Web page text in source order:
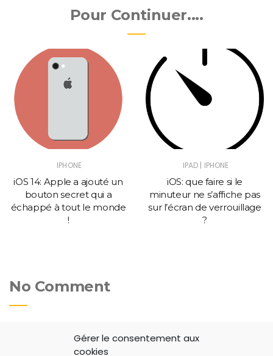
Gérer le consentement aux
cookies
Pour Continuer....
IPHONE
iOS 14: Apple a ajouté un
bouton secret qui a
échappé à tout le monde
!
IPAD | IPHONE
iOS: que faire si le
minuteur ne s’affiche pas
sur l’écran de verrouillage
?
No Comment